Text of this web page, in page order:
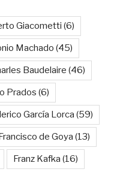
Giacometti (6)
Machado (45)
Baudelaire (46)
Prados (6)
García Lorca (59)
de Goya (13)
Franz Kafka (16)